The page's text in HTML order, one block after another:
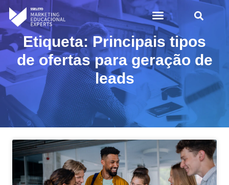
Etiqueta: Principais tipos
de ofertas para geração de
leads